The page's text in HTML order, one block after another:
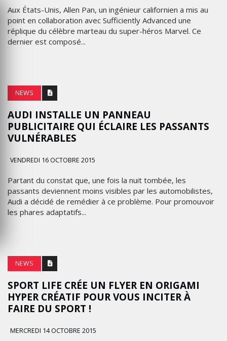
Aux États-Unis, Allen Pan, un ingénieur californien a mis au
point en collaboration avec Sufficiently Advanced une
réplique du célèbre marteau du super-héros Marvel. Ce
dernier est composé...
NEWS
AUDI INSTALLE UN PANNEAU
PUBLICITAIRE QUI ÉCLAIRE LES PASSANTS
VULNÉRABLES
VENDREDI 16 OCTOBRE 2015
Partant du constat que, une fois la nuit tombée, les
passants deviennent moins visibles par les automobilistes,
Audi a décidé de remédier à ce problème. Pour promouvoir
les phares adaptatifs...
NEWS
SPORT LIFE CRÉE UN FLYER EN ORIGAMI
HYPER CRÉATIF POUR VOUS INCITER À
FAIRE DU SPORT !
MERCREDI 14 OCTOBRE 2015